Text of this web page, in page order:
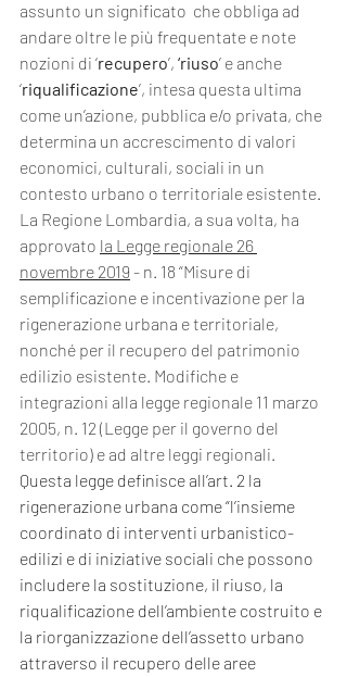
assunto un significato  che obbliga ad
andare oltre le più frequentate e note
nozioni di ‘recupero’, ‘riuso’ e anche
‘riqualificazione’, intesa questa ultima
come un’azione, pubblica e/o privata, che
determina un accrescimento di valori
economici, culturali, sociali in un
contesto urbano o territoriale esistente.
La Regione Lombardia, a sua volta, ha
approvato la Legge regionale 26
novembre 2019 - n. 18 “Misure di
semplificazione e incentivazione per la
rigenerazione urbana e territoriale,
nonché per il recupero del patrimonio
edilizio esistente. Modifiche e
integrazioni alla legge regionale 11 marzo
2005, n. 12 (Legge per il governo del
territorio) e ad altre leggi regionali.
Questa legge definisce all’art. 2 la
rigenerazione urbana come “l’insieme
coordinato di interventi urbanistico-
edilizi e di iniziative sociali che possono
includere la sostituzione, il riuso, la
riqualificazione dell’ambiente costruito e
la riorganizzazione dell’assetto urbano
attraverso il recupero delle aree